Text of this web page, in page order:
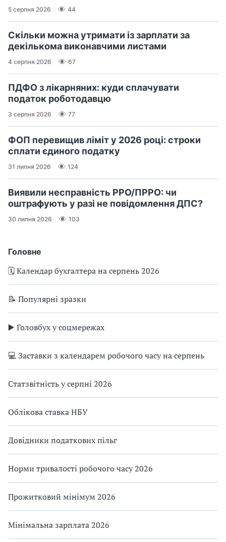
Головне
🗓️ Календар бухгалтера на серпень 2026
📝 Популярні зразки
▶️ Головбух у соцмережах
💻 Заставки з календарем робочого часу на серпень
Статзвітність у серпні 2026
Облікова ставка НБУ
Довідники податкових пільг
Норми тривалості робочого часу 2026
Прожитковий мінімум 2026
Мінімальна зарплата 2026
5 серпня 2026 44
Скільки можна утримати із зарплати за
декількома виконавчими листами
4 серпня 2026 67
ПДФО з лікарняних: куди сплачувати
податок роботодавцю
3 серпня 2026 77
ФОП перевищив ліміт у 2026 році: строки
сплати єдиного податку
31 липня 2026 124
Виявили несправність РРО/ПРРО: чи
оштрафують у разі не повідомлення ДПС?
30 липня 2026 103